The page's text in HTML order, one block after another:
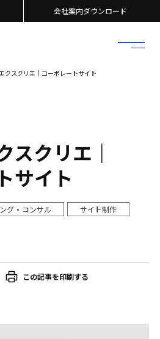
会社案内ダウンロード
クスクリエ｜コーポレートサイト
スクリエ｜
サイト
グ・コンサル サイト制作
この記事を印刷する